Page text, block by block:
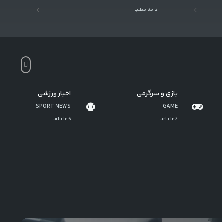
ادامه مطلب
بازی و سرگرمی
GAME
2 article
اخبار ورزشی
SPORT NEWS
6 article